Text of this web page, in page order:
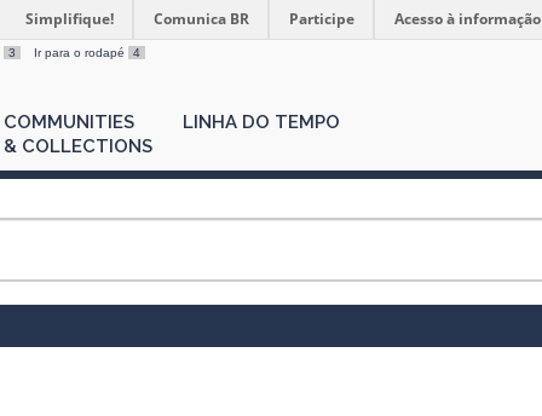
Simplifique! Comunica BR Participe Acesso à informação
3 Ir para o rodapé 4
COMMUNITIES
& COLLECTIONS
LINHA DO TEMPO